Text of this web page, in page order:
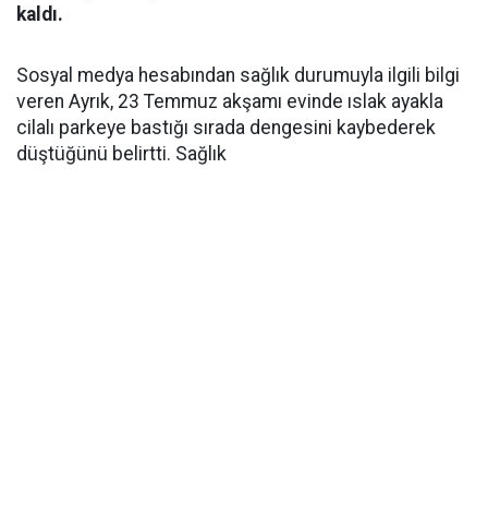
kaldı.
Sosyal medya hesabından sağlık durumuyla ilgili bilgi
veren Ayrık, 23 Temmuz akşamı evinde ıslak ayakla
cilalı parkeye bastığı sırada dengesini kaybederek
düştüğünü belirtti. Sağlık